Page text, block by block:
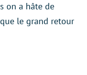
on a hâte de
le grand retour